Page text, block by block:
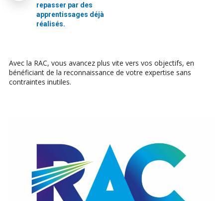
repasser par des
apprentissages déjà
réalisés.
Avec la RAC, vous avancez plus vite vers vos objectifs, en
bénéficiant de la reconnaissance de votre expertise sans
contraintes inutiles.